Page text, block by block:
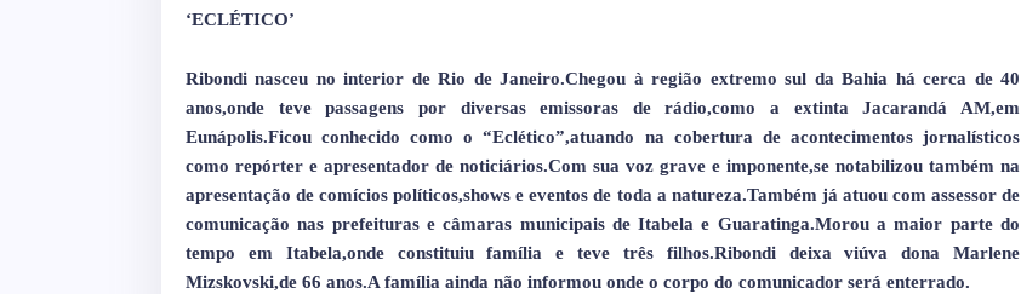
‘ECLÉTICO’
Ribondi nasceu no interior de Rio de Janeiro.Chegou à região extremo sul da Bahia há cerca de 40
anos,onde teve passagens por diversas emissoras de rádio,como a extinta Jacarandá AM,em
Eunápolis.Ficou conhecido como o “Eclético”,atuando na cobertura de acontecimentos jornalísticos
como repórter e apresentador de noticiários.Com sua voz grave e imponente,se notabilizou também na
apresentação de comícios políticos,shows e eventos de toda a natureza.Também já atuou com assessor de
comunicação nas prefeituras e câmaras municipais de Itabela e Guaratinga.Morou a maior parte do
tempo em Itabela,onde constituiu família e teve três filhos.Ribondi deixa viúva dona Marlene
Mizskovski,de 66 anos.A família ainda não informou onde o corpo do comunicador será enterrado.